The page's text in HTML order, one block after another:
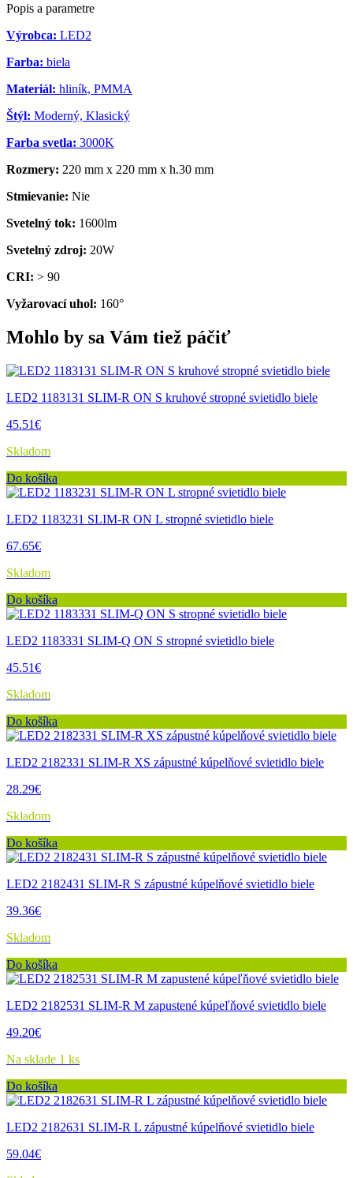
Popis a parametre
Výrobca: LED2
Farba: biela
Materiál: hliník, PMMA
Štýl: Moderný, Klasický
Farba svetla: 3000K
Rozmery: 220 mm x 220 mm x h.30 mm
Stmievanie: Nie
Svetelný tok: 1600lm
Svetelný zdroj: 20W
CRI: > 90
Vyžarovací uhol: 160°
Mohlo by sa Vám tiež páčiť
LED2 1183131 SLIM-R ON S kruhové stropné svietidlo biele
45.51€
Skladom
Do košíka
LED2 1183231 SLIM-R ON L stropné svietidlo biele
67.65€
Skladom
Do košíka
LED2 1183331 SLIM-Q ON S stropné svietidlo biele
45.51€
Skladom
Do košíka
LED2 2182331 SLIM-R XS zápustné kúpelňové svietidlo biele
28.29€
Skladom
Do košíka
LED2 2182431 SLIM-R S zápustné kúpelňové svietidlo biele
39.36€
Skladom
Do košíka
LED2 2182531 SLIM-R M zapustené kúpeľňové svietidlo biele
49.20€
Na sklade 1 ks
Do košíka
LED2 2182631 SLIM-R L zápustné kúpelňové svietidlo biele
59.04€